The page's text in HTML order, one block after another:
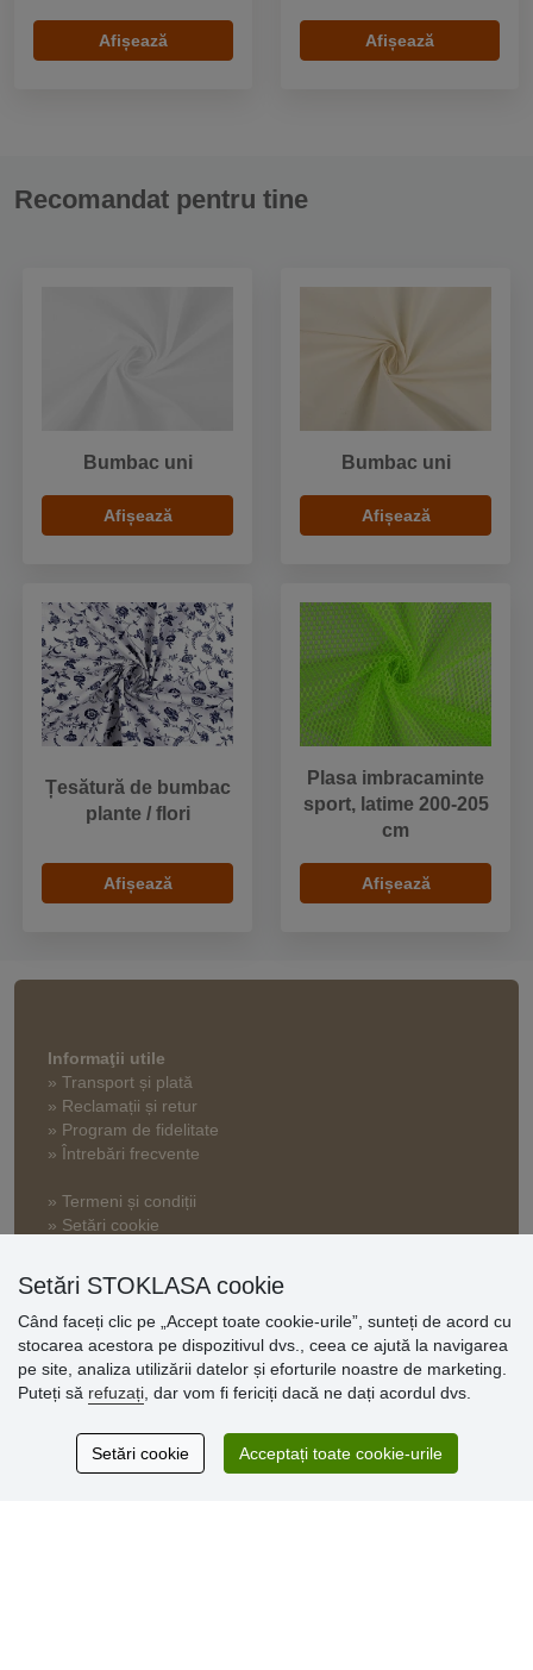
Afișează Afișează
Recomandat pentru tine
Bumbac uni
Afișează
Bumbac uni
Afișează
Țesătură de bumbac
plante / flori
Afișează
Plasa imbracaminte
sport, latime 200-205
cm
Afișează
Informaţii utile
» Transport și plată
» Reclamații și retur
» Program de fidelitate
» Întrebări frecvente
» Termeni și condiții
» Setări cookie
Opinii
clienți
Excellent service
Thank you.
Setări STOKLASA cookie
Când faceți clic pe „Accept toate cookie-urile”, sunteți de acord cu
stocarea acestora pe dispozitivul dvs., ceea ce ajută la navigarea
pe site, analiza utilizării datelor și eforturile noastre de marketing.
Puteți să refuzați , dar vom fi fericiți dacă ne dați acordul dvs.
Setări cookie Acceptați toate cookie-urile